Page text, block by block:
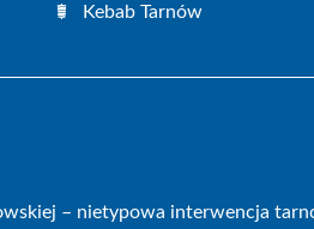
Kebab Tarnów
– nietypowa interwencja